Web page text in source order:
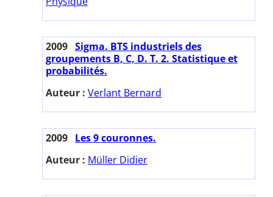
2009 Sigma. BTS industriels des
groupements B, C, D. T. 2. Statistique et
probabilités.
Auteur : Verlant Bernard
2009 Les 9 couronnes.
Auteur : Müller Didier